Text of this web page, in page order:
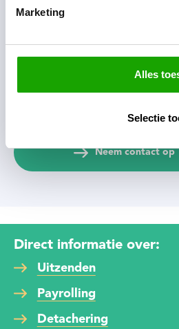
Marketing
Alles
Selectie
Interesse in
Backoffice
Software &
Services van
Neem contact op
Direct informatie over:
Uitzenden
Payrolling
Detachering